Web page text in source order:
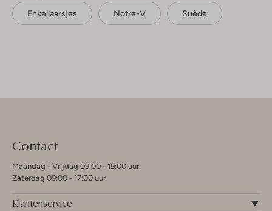
Enkellaarsjes Notre-V Suède
Contact
Maandag - Vrijdag 09:00 - 19:00 uur
Zaterdag 09:00 - 17:00 uur
Klantenservice